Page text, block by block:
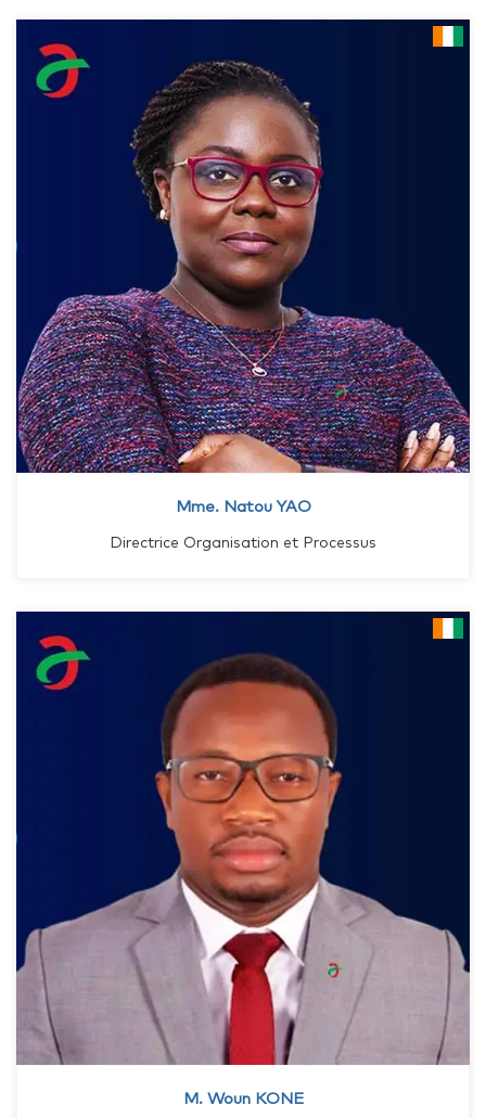
Mme. Natou YAO
Directrice Organisation et Processus
M. Woun KONE